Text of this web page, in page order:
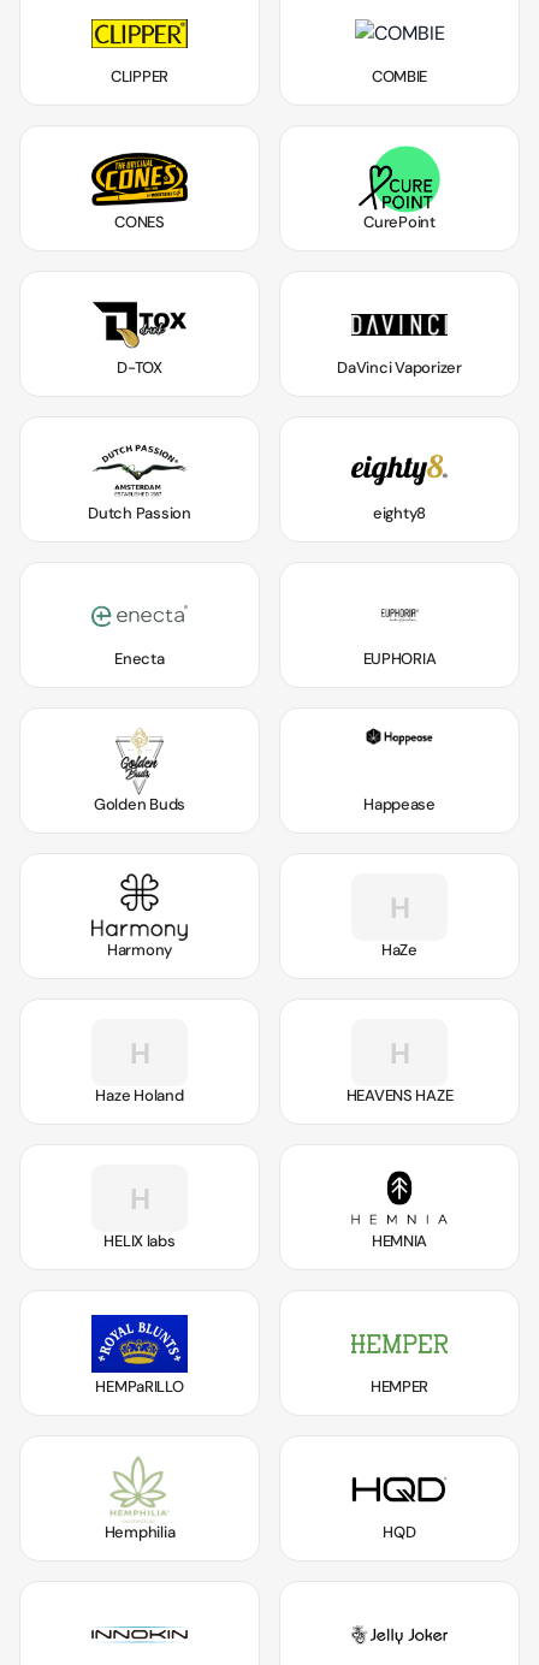
CLIPPER COMBIE
CONES CurePoint
D-TOX DaVinci Vaporizer
Dutch Passion eighty8
Enecta EUPHORIA
Golden Buds Happease
Harmony
H
HaZe
H
Haze Holand
H
HEAVENS HAZE
H
HELIX labs HEMNIA
HEMPaRILLO HEMPER
Hemphilia HQD